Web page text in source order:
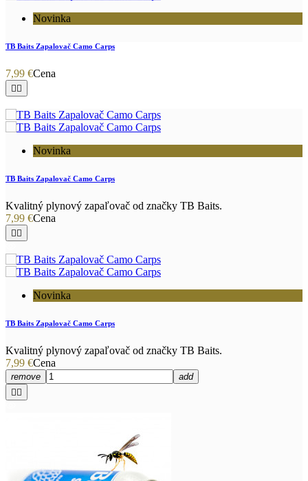
Novinka
TB Baits Zapalovač Camo Carps
7,99 €Cena
 
Novinka
TB Baits Zapalovač Camo Carps
Kvalitný plynový zapaľovač od značky TB Baits.
7,99 €Cena
 
Novinka
TB Baits Zapalovač Camo Carps
Kvalitný plynový zapaľovač od značky TB Baits.
7,99 €Cena
remove
add
 